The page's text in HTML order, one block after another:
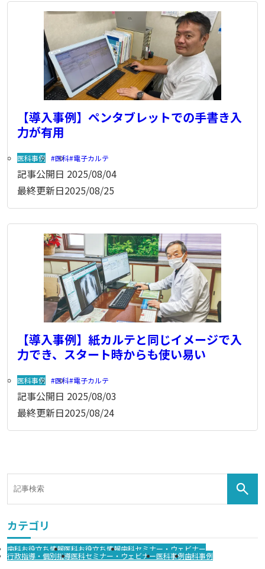
【導入事例】ペンタブレットでの手書き入
力が有用
医科事例 医科 電子カルテ
記事公開日 2025/08/04
最終更新日2025/08/25
【導入事例】紙カルテと同じイメージで入
力でき、スタート時からも使い易い
医科事例 医科 電子カルテ
記事公開日 2025/08/03
最終更新日2025/08/24
カテゴリ
歯科お役立ち情報医科お役立ち情報歯科セミナー・ウェビナー
行政指導・個別指導医科セミナー・ウェビナー医科事例歯科事例